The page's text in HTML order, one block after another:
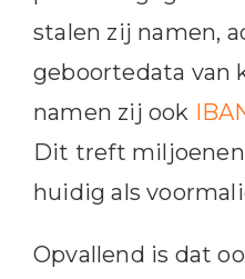
stalen zij namen,
geboortedata van
namen zij ook
Dit treft
huidig als
Opvallend is dat